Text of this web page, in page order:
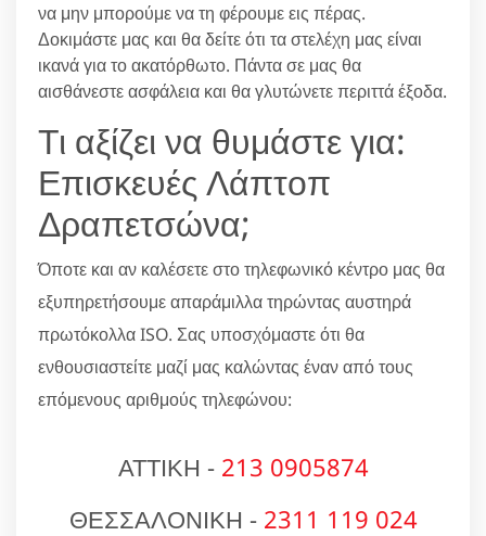
να μην μπορούμε να τη φέρουμε εις πέρας.
Δοκιμάστε μας και θα δείτε ότι τα στελέχη μας είναι
ικανά για το ακατόρθωτο. Πάντα σε μας θα
αισθάνεστε ασφάλεια και θα γλυτώνετε περιττά έξοδα.
Τι αξίζει να θυμάστε για:
Επισκευές Λάπτοπ
Δραπετσώνα;
Όποτε και αν καλέσετε στο τηλεφωνικό κέντρο μας θα
εξυπηρετήσουμε απαράμιλλα τηρώντας αυστηρά
πρωτόκολλα ISO. Σας υποσχόμαστε ότι θα
ενθουσιαστείτε μαζί μας καλώντας έναν από τους
επόμενους αριθμούς τηλεφώνου:
ΑΤΤΙΚΗ - 213 0905874
ΘΕΣΣΑΛΟΝΙΚΗ - 2311 119 024